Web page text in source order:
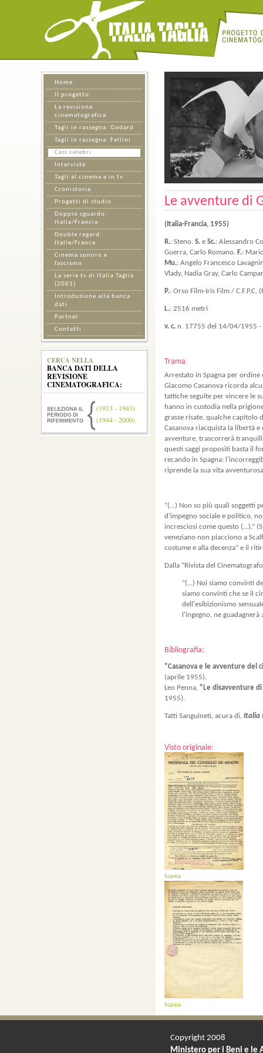
Le avventure di
(Italia-Francia, 1955)
R.: Steno. S. e Sc.: Alessandro
Guerra, Carlo Romano. F.:
Mu.: Angelo Francesco
Vlady, Nadia Gray, Carlo
P.: Orso Film-Iris Film / C.F.P.C.
L.: 2516 metri
v. c. n. 17755 del 14/04/1955 -
Trama
Arrestato in Spagna per ordine
Giacomo Casanova ricorda
tattiche seguite per vincere le
hanno in custodia nella
grasse risate, qualche capitolo
Casanova riacquista la libertà
avventure, trascorrerà
questi saggi propositi basta il
recando in Spagna:
riprende la sua vita
“(...) Non so più quali soggetti
d’impegno sociale e politico,
incresciosi come questo (...).”
veneziano non piacciono a
costume e alla decenza” e il
Dalla “Rivista del
“(...) Noi siamo convinti
siamo convinti che se il
dell'esibizionismo
l'ingegno, ne guadagnerà
Bibliografia:
"Casanova e le avventure del
(aprile 1955).
Leo Penna, "Le disavventure di
1955).
Tatti Sanguineti, acura di, Italia
Visto originale:
Scarica
Scarica
Home
Il progetto
La revisione
cinematografica
Tagli in rassegna: Godard
Tagli in rassegna: Fellini
Casi celebri
Interviste
Tagli al cinema e in tv
Cronistoria
Progetti di studio
Doppio sguardo:
Italia/Francia
Double regard:
Italie/France
Cinema sonoro e
fascismo
La serie tv di Italia Taglia
(2001)
Introduzione alla banca
dati
Partner
Contatti
CERCA NELLA
BANCA DATI DELLA
REVISIONE
CINEMATOGRAFICA:
(1913 - 1943)
(1944 - 2000)
Copyright 2008
Ministero per i Beni e le